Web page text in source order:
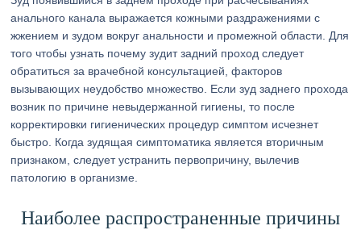
анального канала выражается кожными раздражениями с
жжением и зудом вокруг анальности и промежной области. Для
того чтобы узнать почему зудит задний проход следует
обратиться за врачебной консультацией, факторов
вызывающих неудобство множество. Если зуд заднего прохода
возник по причине невыдержанной гигиены, то после
корректировки гигиенических процедур симптом исчезнет
быстро. Когда зудящая симптоматика является вторичным
признаком, следует устранить первопричину, вылечив
патологию в организме.
Наиболее распространенные причины